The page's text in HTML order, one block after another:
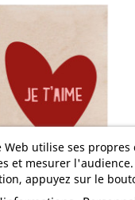
Web utilise ses
et mesurer
appuyez sur le